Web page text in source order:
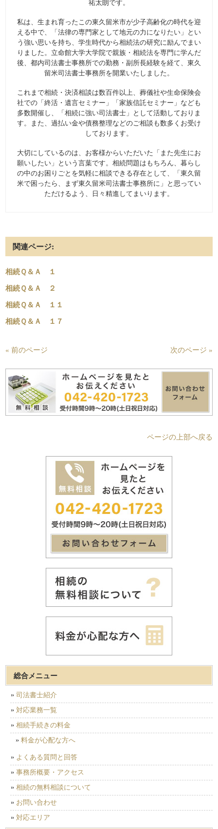
祐太朗です。
私は、生まれ育ったこの東久留米市が少子高齢化の時代を迎
える中で、「法律の専門家として地元の力になりたい」とい
う強い思いを持ち、学生時代から相続法の研究に励んでまい
りました。立命館大学大学院で親族・相続法を専門に学んだ
後、都内司法書士事務所での勤務・副所長経験を経て、東久
留米司法書士事務所を開業いたしました。
これまで相続・決済相談は数百件以上、葬儀社や生命保険会
社での「終活・遺言セミナー」「家族信託セミナー」なども
多数開催し、「相続に強い司法書士」として活動しておりま
す。また、過払い金や債務整理などのご相談も数多くお受け
しております。
大切にしているのは、お客様からいただいた「また先生にお
願いしたい」という言葉です。相続問題はもちろん、暮らし
の中のお困りごとを気軽に相談できる存在として、「東久留
米で困ったら、まず東久留米司法書士事務所に」と思ってい
ただけるよう、日々精進してまいります。
関連ページ:
相続Ｑ＆Ａ １
相続Ｑ＆Ａ ２
相続Ｑ＆Ａ １１
相続Ｑ＆Ａ １７
« 前のページ 次のページ »
ページの上部へ戻る
総合メニュー
司法書士紹介
対応業務一覧
相続手続きの料金
料金が心配な方へ
よくある質問と回答
事務所概要・アクセス
相続の無料相談について
お問い合わせ
対応エリア